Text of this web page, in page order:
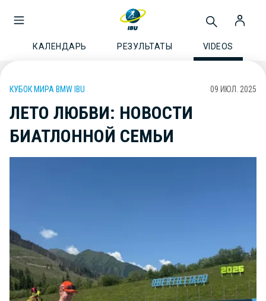
КАЛЕНДАРЬ РЕЗУЛЬТАТЫ VIDEOS
КУБОК МИРА BMW IBU 09 ИЮЛ. 2025
ЛЕТО ЛЮБВИ: НОВОСТИ
БИАТЛОННОЙ СЕМЬИ